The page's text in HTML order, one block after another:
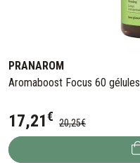
PRANAROM
Aromaboost Focus 60 gélules
17,21€ 20,25€